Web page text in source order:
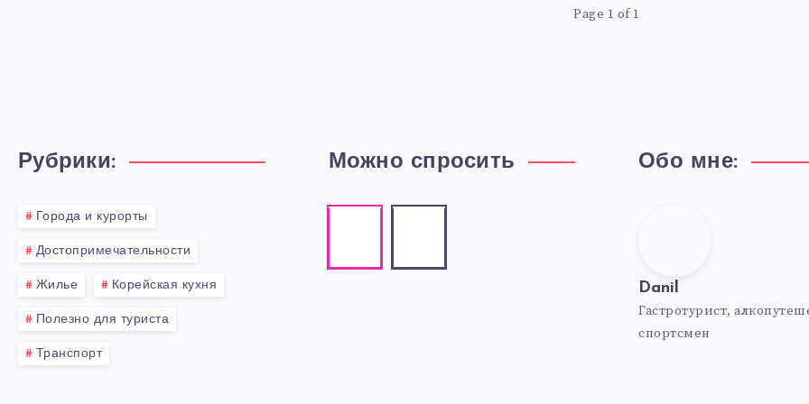
Page 1 of 1
Рубрики:
Города и курорты
Достопримечательности
Жилье Корейская кухня
Полезно для туриста
Транспорт
Можно спросить Обо мне:
Danil
Гастротурист,
спортсмен